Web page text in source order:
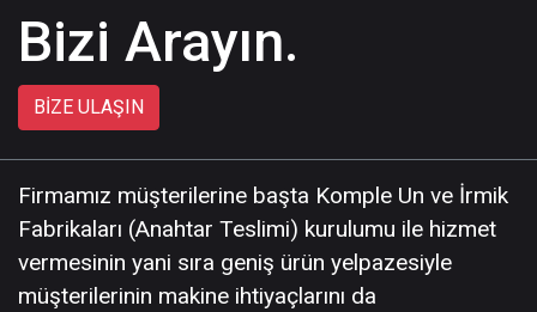
Bizi Arayın.
BIZE ULAŞIN
Firmamız müşterilerine başta Komple Un ve İrmik
Fabrikaları (Anahtar Teslimi) kurulumu ile hizmet
vermesinin yani sıra geniş ürün yelpazesiyle
müşterilerinin makine ihtiyaçlarını da